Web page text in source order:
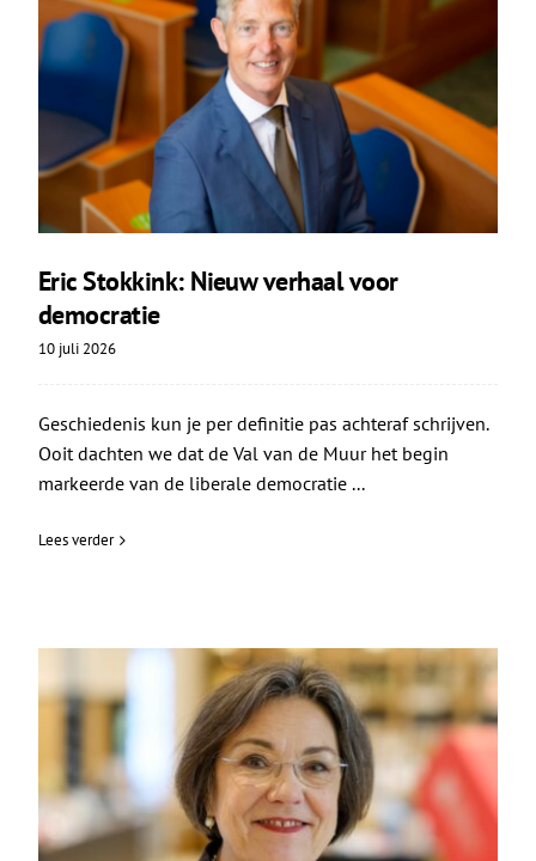
Eric Stokkink: Nieuw verhaal voor
democratie
10 juli 2026
Geschiedenis kun je per definitie pas achteraf schrijven.
Ooit dachten we dat de Val van de Muur het begin
markeerde van de liberale democratie ...
Lees verder